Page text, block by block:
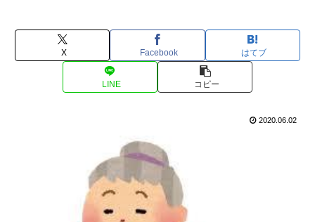
X Facebook はてブ
LINE コピー
2020.06.02